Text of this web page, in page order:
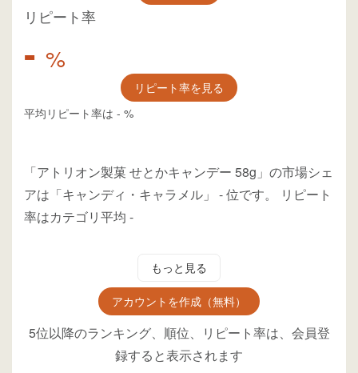
リピート率
- %
リピート率を見る
平均リピート率は - %
「アトリオン製菓 せとかキャンデー 58g」の市場シェ
アは「キャンディ・キャラメル」 -位です。
リピート
率はカテゴリ平均 -
もっと見る
アカウントを作成（無料）
5位以降のランキング、順位、リピート率は、会員登
録すると表示されます